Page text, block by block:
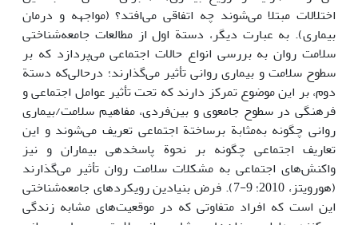
اختلالات مبتلا می‌شوند چه اتفاقی می‌افتد؟ (مواجهه و درمان
بیماری). به عبارت دیگر، دستة اول از مطالعات جامعه‌شناختی
سلامت روان به بررسی انواع حالات اجتماعی می‌پردازد که بر
سطوح سلامت و بیماری روانی تأثیر می‌گذارند؛ درحالی‌که دستة
دوم، بر این موضوع تمرکز دارند که تحت تأثیر عوامل اجتماعی و
فرهنگی در سطوح جامعوی و بین‌فردی، مفاهیم سلامت/بیماری
روانی چگونه به‌مثابة برساختة اجتماعی تعریف می‌شوند و این
تعاریف اجتماعی چگونه بر نحوة پاسخدهی بیماران و نیز
واکنش‌های اجتماعی به مشکلات سلامت روان تأثیر می‌گذارند
(هورویتز، 2010؛ 9-7). فرض بنیادین رویکردهای جامعه‌شناختی
این است که افراد متفاوتی که در موقعیت‌های مشابه زندگی